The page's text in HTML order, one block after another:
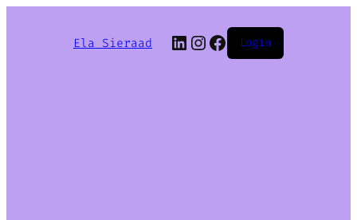
Ela Sieraad LinkedIn
Instagram
Facebook
Login